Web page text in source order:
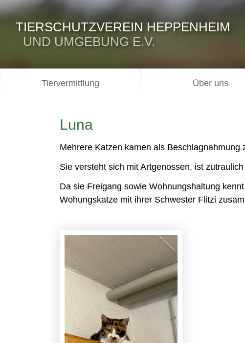
TIERSCHUTZVEREIN HEPPENHEIM
UND UMGEBUNG E.V.
Tiervermittlung Über uns
Luna
Mehrere Katzen kamen als
Sie versteht sich mit Artgenossen, ist
Da sie Freigang sowie Wohnungshaltung
Wohungskatze mit ihrer Schwester Flitzi